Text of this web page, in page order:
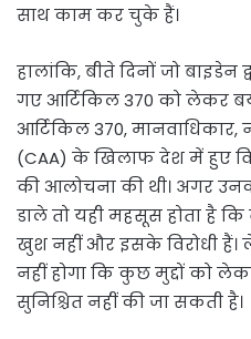
साथ काम कर चुके हैं।
हालांकि, बीते दिनों जो बाइडेन
गए आर्टिकिल 370 को लेकर
आर्टिकिल 370,
(CAA) के खिलाफ देश में हुए
की आलोचना की थी। अगर
डाले तो यही महसूस होता है
खुश नहीं और इसके विरोधी
नहीं होगा कि कुछ मुद्दों को
सुनिश्चित नहीं की जा सकती है।